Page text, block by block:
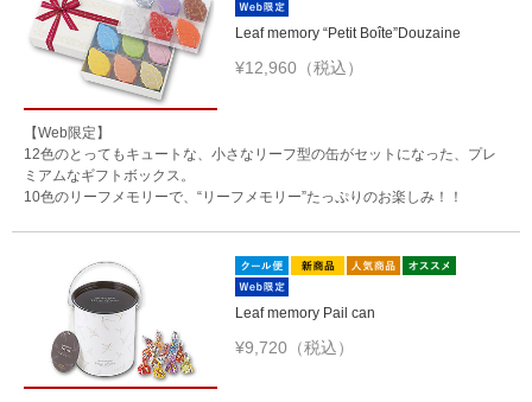
Leaf memory “Petit Boîte”Douzaine
¥12,960（税込）
【Web限定】
12色のとってもキュートな、小さなリーフ型の缶がセットになった、プレ
ミアムなギフトボックス。
10色のリーフメモリーで、“リーフメモリー”たっぷりのお楽しみ！！
Leaf memory Pail can
¥9,720（税込）